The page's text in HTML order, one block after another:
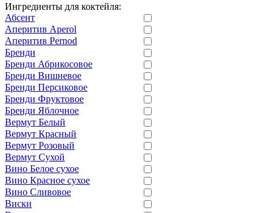
Ингредиенты для коктейля:
Абсент
Аперитив Aperol
Аперитив Pernod
Бренди
Бренди Абрикосовое
Бренди Вишневое
Бренди Персиковое
Бренди Фруктовое
Бренди Яблочное
Вермут Белый
Вермут Красный
Вермут Розовый
Вермут Сухой
Вино Белое сухое
Вино Красное сухое
Вино Сливовое
Виски